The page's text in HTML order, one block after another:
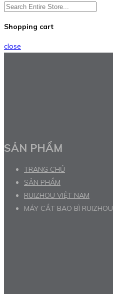
Shopping cart
close
SẢN PHẨM
TRANG CHỦ
SẢN PHẨM
RUIZHOU VIỆT NAM
MÁY CẮT BAO BÌ RUIZHOU